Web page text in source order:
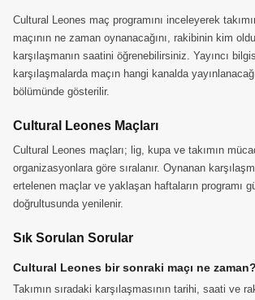
Cultural Leones maç programını inceleyerek
maçının ne zaman oynanacağını, rakibinin kim
karşılaşmanın saatini öğrenebilirsiniz. Yayıncı
karşılaşmalarda maçın hangi kanalda
bölümünde gösterilir.
Cultural Leones Maçları
Cultural Leones maçları; lig, kupa ve takımın
organizasyonlara göre sıralanır. Oynanan
ertelenen maçlar ve yaklaşan haftaların programı
doğrultusunda yenilenir.
Sık Sorulan Sorular
Cultural Leones bir sonraki maçı ne zaman?
Takımın sıradaki karşılaşmasının tarihi, saati ve